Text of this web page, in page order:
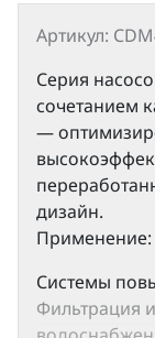
Артикул:
Серия
сочетанием
—
дизайн.
Применение:
Системы
Фильтрация